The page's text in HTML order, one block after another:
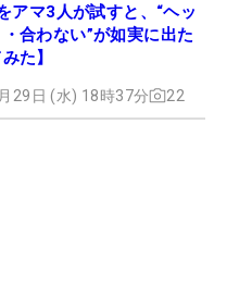
アマ3人が試すと、“ヘッ
・合わない”が如実に出た
た】
29日 (水) 18時37分 22